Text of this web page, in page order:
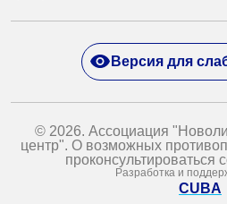
© 2026. Ассоциация
центр". О возможных
проконсультироваться
Разработка и
CUBA
Версия для